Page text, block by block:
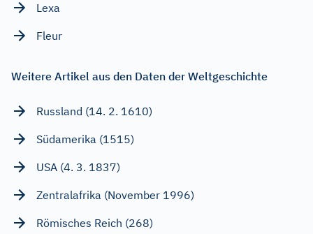
Lexa
Fleur
Weitere Artikel aus den Daten der Weltgeschichte
Russland (14. 2. 1610)
Südamerika (1515)
USA (4. 3. 1837)
Zentralafrika (November 1996)
Römisches Reich (268)